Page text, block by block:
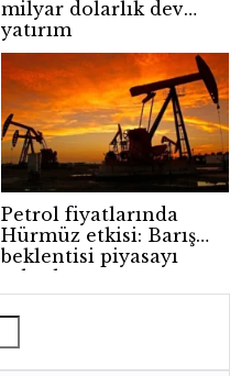
milyar dolarlık dev
yatırım
Petrol fiyatlarında
Hürmüz etkisi: Barış
beklentisi piyasayı
rahatlattı